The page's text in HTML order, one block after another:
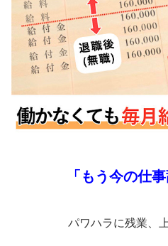
「もう今の仕
パワハラに残業、